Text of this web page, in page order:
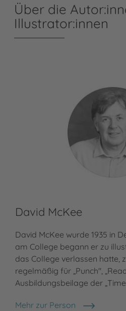
Über die
Illustrator:innen
David McKee
David McKee wurde 1935 in
am College begann er zu
das College verlassen hatte,
regelmäßig für „Punch",
Ausbildungsbeilage der
Mehr zur Person